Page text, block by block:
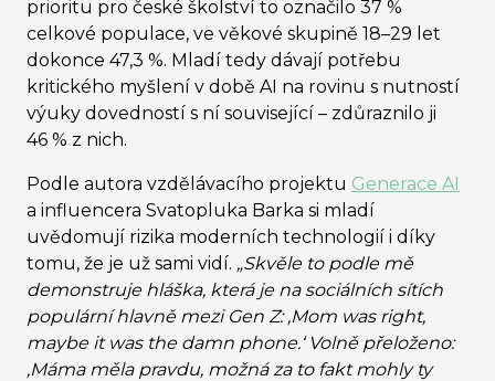
prioritu pro české školství to označilo 37 %
celkové populace, ve věkové skupině 18–⁠⁠⁠⁠⁠⁠29 let
dokonce 47,3 %. Mladí tedy dávají potřebu
kritického myšlení v době AI na rovinu s nutností
výuky dovedností s ní související – zdůraznilo ji
46 % z nich.
Podle autora vzdělávacího projektu Generace AI
a influencera Svatopluka Barka si mladí
uvědomují rizika moderních technologií i díky
tomu, že je už sami vidí. „Skvěle to podle mě
demonstruje hláška, která je na sociálních sítích
populární hlavně mezi Gen Z: ‚Mom was right,
maybe it was the damn phone.‘ Volně přeloženo:
‚Máma měla pravdu, možná za to fakt mohly ty